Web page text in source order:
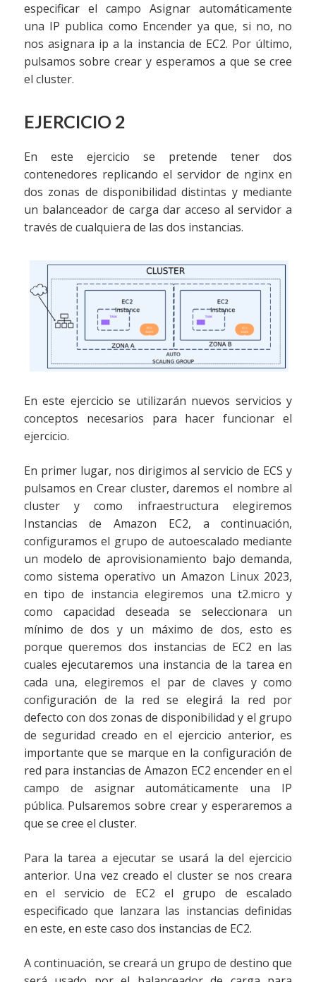
especificar el campo Asignar automáticamente
una IP publica como Encender ya que, si no, no
nos asignara ip a la instancia de EC2. Por último,
pulsamos sobre crear y esperamos a que se cree
el cluster.
EJERCICIO 2
En este ejercicio se pretende tener dos
contenedores replicando el servidor de nginx en
dos zonas de disponibilidad distintas y mediante
un balanceador de carga dar acceso al servidor a
través de cualquiera de las dos instancias.
En este ejercicio se utilizarán nuevos servicios y
conceptos necesarios para hacer funcionar el
ejercicio.
En primer lugar, nos dirigimos al servicio de ECS y
pulsamos en Crear cluster, daremos el nombre al
cluster y como infraestructura elegiremos
Instancias de Amazon EC2, a continuación,
configuramos el grupo de autoescalado mediante
un modelo de aprovisionamiento bajo demanda,
como sistema operativo un Amazon Linux 2023,
en tipo de instancia elegiremos una t2.micro y
como capacidad deseada se seleccionara un
mínimo de dos y un máximo de dos, esto es
porque queremos dos instancias de EC2 en las
cuales ejecutaremos una instancia de la tarea en
cada una, elegiremos el par de claves y como
configuración de la red se elegirá la red por
defecto con dos zonas de disponibilidad y el grupo
de seguridad creado en el ejercicio anterior, es
importante que se marque en la configuración de
red para instancias de Amazon EC2 encender en el
campo de asignar automáticamente una IP
pública. Pulsaremos sobre crear y esperaremos a
que se cree el cluster.
Para la tarea a ejecutar se usará la del ejercicio
anterior. Una vez creado el cluster se nos creara
en el servicio de EC2 el grupo de escalado
especificado que lanzara las instancias definidas
en este, en este caso dos instancias de EC2.
A continuación, se creará un grupo de destino que